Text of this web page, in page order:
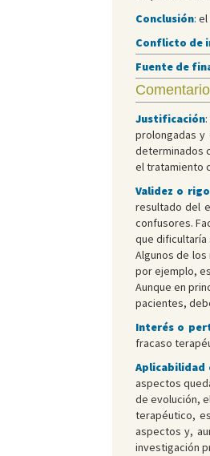
Conclusión:
Conflicto de
Fuente de
Justificación
prolongadas y
determinados
el tratamiento
Validez o
resultado del
confusores.
que dificultaría
Algunos de
por ejemplo,
Aunque en
pacientes,
Interés o
fracaso
Aplicabilidad
aspectos
de evolución,
terapéutico,
aspectos y,
investigación